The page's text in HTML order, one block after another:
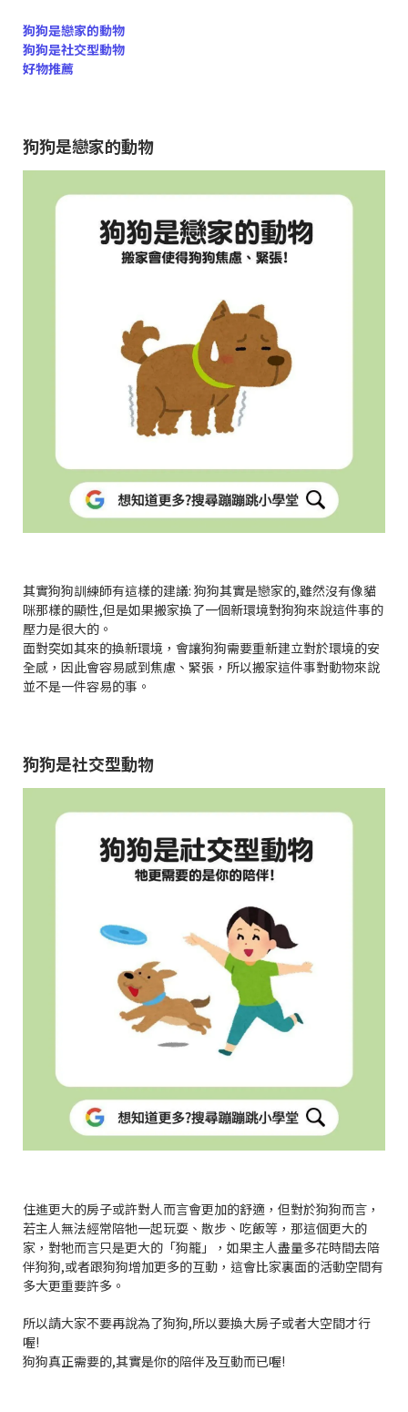
狗狗是戀家的動物
狗狗是社交型動物
好物推薦
狗狗是戀家的動物
其實狗狗訓練師有這樣的建議: 狗狗其實是戀家的,雖然沒有像貓
咪那樣的顯性,但是如果搬家換了一個新環境對狗狗來說這件事的
壓力是很大的。
面對突如其來的換新環境，會讓狗狗需要重新建立對於環境的安
全感，因此會容易感到焦慮、緊張，所以搬家這件事對動物來說
並不是一件容易的事。
狗狗是社交型動物
住進更大的房子或許對人而言會更加的舒適，但對於狗狗而言，
若主人無法經常陪牠一起玩耍、散步、吃飯等，那這個更大的
家，對牠而言只是更大的「狗籠」，如果主人盡量多花時間去陪
伴狗狗,或者跟狗狗增加更多的互動，這會比家裏面的活動空間有
多大更重要許多。
所以請大家不要再說為了狗狗,所以要換大房子或者大空間才行
喔!
狗狗真正需要的,其實是你的陪伴及互動而已喔!